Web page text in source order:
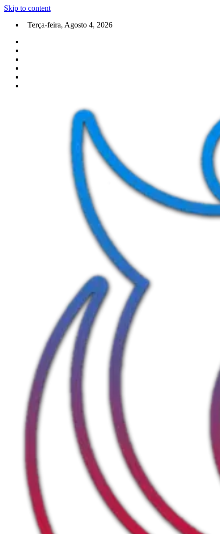
Skip to content
Terça-feira, Agosto 4, 2026